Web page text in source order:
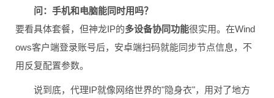
问：手机和电脑能同时用吗？
要看具体套餐，但神龙IP的多设备协同功能很实用。在Wind
ows客户端登录账号后，安卓端扫码就能同步节点信息，不
用反复配置参数。
说到底，代理IP就像网络世界的"隐身衣"，用对了地方